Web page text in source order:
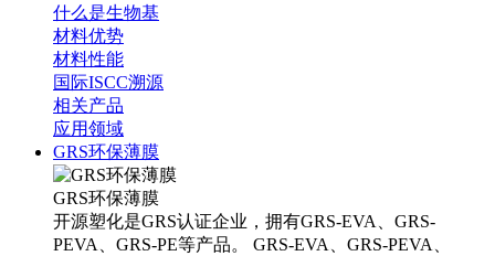
什么是生物基
材料优势
材料性能
国际ISCC溯源
相关产品
应用领域
GRS环保薄膜
GRS环保薄膜
开源塑化是GRS认证企业，拥有GRS-EVA、GRS-
PEVA、GRS-PE等产品。 GRS-EVA、GRS-PEVA、